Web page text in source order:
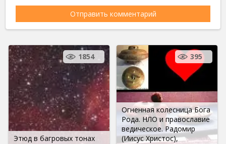
Этюд в багровых тонах
1854
Огненная колесница Бога
Рода. НЛО и православие
ведическое. Радомир
(Иисус Христос),
395